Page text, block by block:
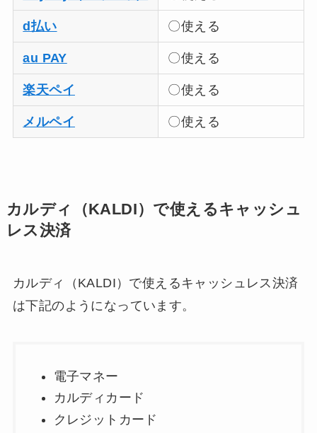
d払い 〇使える
au PAY 〇使える
楽天ペイ 〇使える
メルペイ 〇使える
カルディ（KALDI）で使えるキャッシュ
レス決済
カルディ（KALDI）で使えるキャッシュレス決済
は下記のようになっています。
電子マネー
カルディカード
クレジットカード